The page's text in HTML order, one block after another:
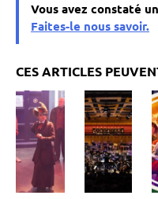
Vous avez constaté
Faites-le nous savoir.